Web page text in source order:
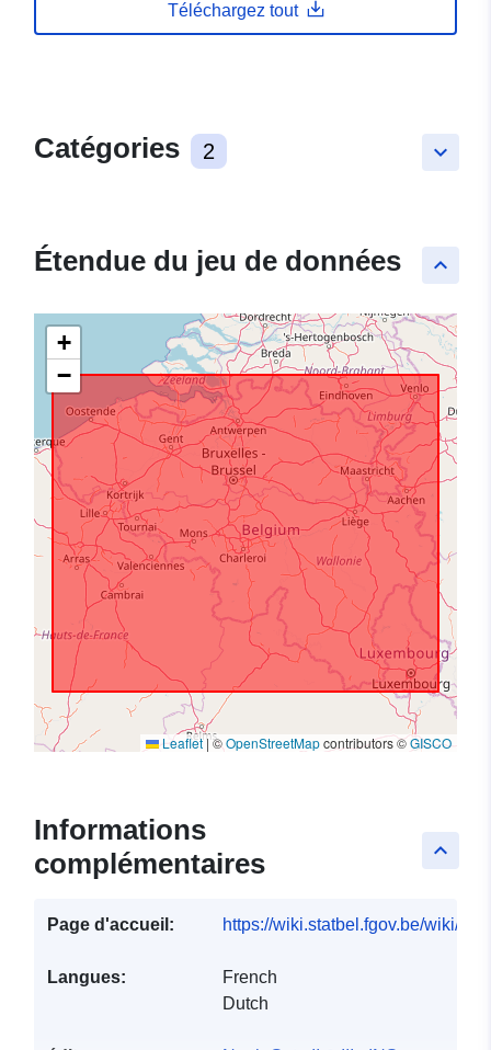
Téléchargez tout
keyboard_arrow_down
Catégories 2
keyboard_arrow_up
Étendue du jeu de données
+
−
Leaflet|©OpenStreetMapcontributors ©GISCO
keyboard_arrow_up
Informations
complémentaires
Page d'accueil: https://wiki.statbel.fgov.be/wiki/
Langues:
French
Dutch